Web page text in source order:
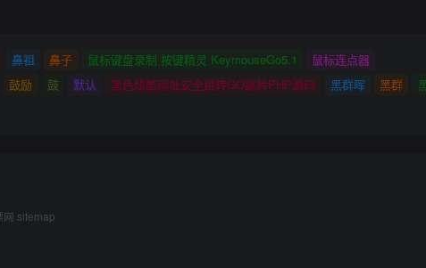
鼻祖 鼻子 鼠标键盘录制 按键精灵 KeymouseGo5.1
鼠标连点器
鼓励 鼓 默认 黑色炫酷网址安全跳转GO跳转PHP源码 黑群晖 黑群
网 sitemap